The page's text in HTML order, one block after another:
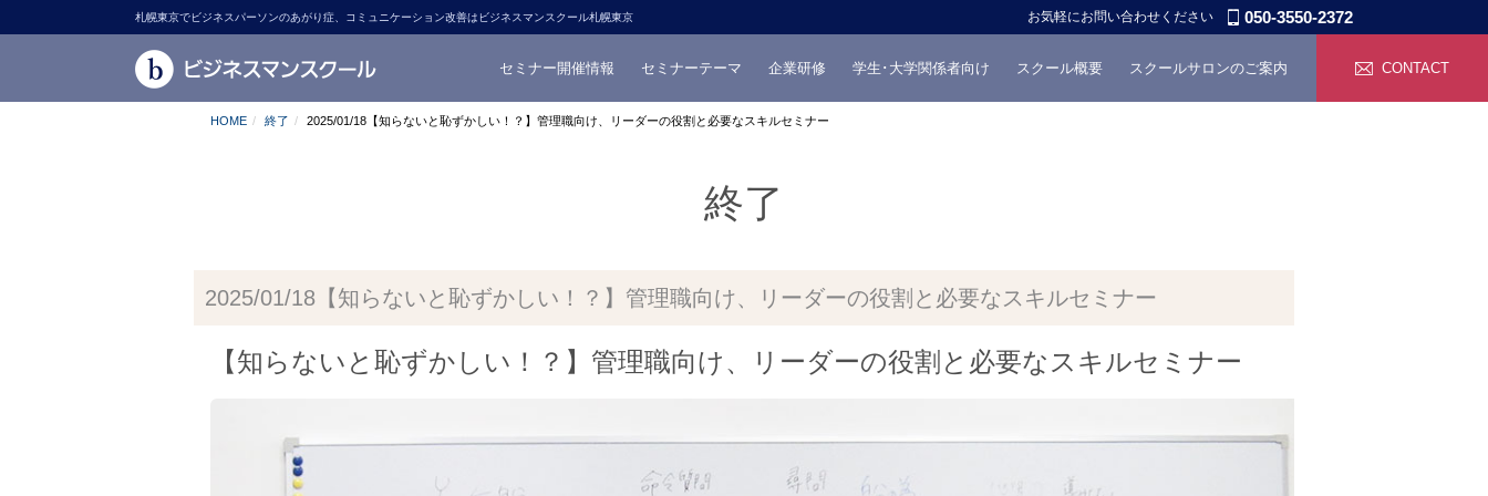
札幌東京でビジネスパーソンのあがり症、コミュニケーション改善はビジネスマンスクール札幌東京 お気軽にお問い合わせください 050-3550-2372
セミナー開催情報 セミナーテーマ 企業研修 学生･大学関係者向け スクール概要 スクールサロンのご案内 CONTACT
HOME 終了 2025/01/18【知らないと恥ずかしい！？】管理職向け、リーダーの役割と必要なスキルセミナー
終了
2025/01/18【知らないと恥ずかしい！？】管理職向け、リーダーの役割と必要なスキルセミナー
【知らないと恥ずかしい！？】管理職向け、リーダーの役割と必要なスキルセミナー